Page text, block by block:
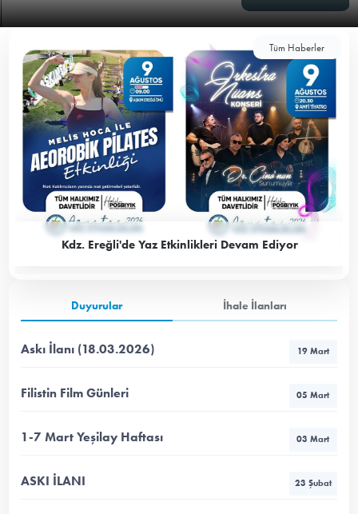
Tüm Haberler
Kdz. Ereğli'de Yaz Etkinlikleri Devam Ediyor
Duyurular İhale İlanları
Askı İlanı (18.03.2026) 19 Mart
Filistin Film Günleri 05 Mart
1-7 Mart Yeşilay Haftası 03 Mart
ASKI İLANI 23 Şubat